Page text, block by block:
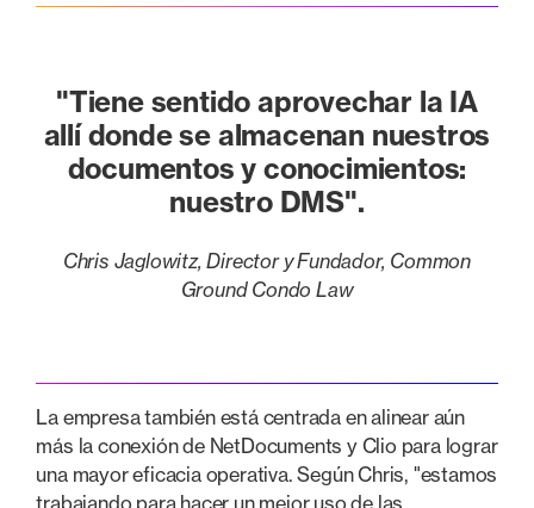
"Tiene sentido aprovechar la IA
allí donde se almacenan nuestros
documentos y conocimientos:
nuestro DMS".
Chris Jaglowitz, Director y Fundador, Common
Ground Condo Law
La empresa también está centrada en alinear aún
más la conexión de NetDocuments y Clio para lograr
una mayor eficacia operativa. Según Chris, "estamos
trabajando para hacer un mejor uso de las